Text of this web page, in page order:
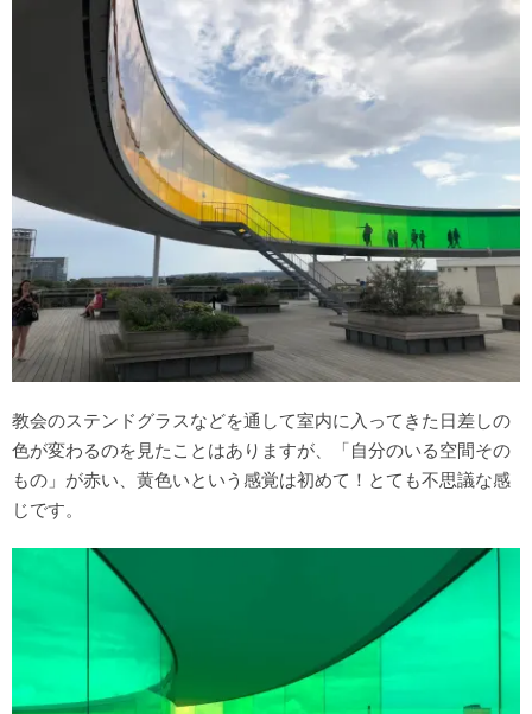
教会のステンドグラスなどを通して室内に入ってきた日差しの
色が変わるのを見たことはありますが、「自分のいる空間その
もの」が赤い、黄色いという感覚は初めて！とても不思議な感
じです。